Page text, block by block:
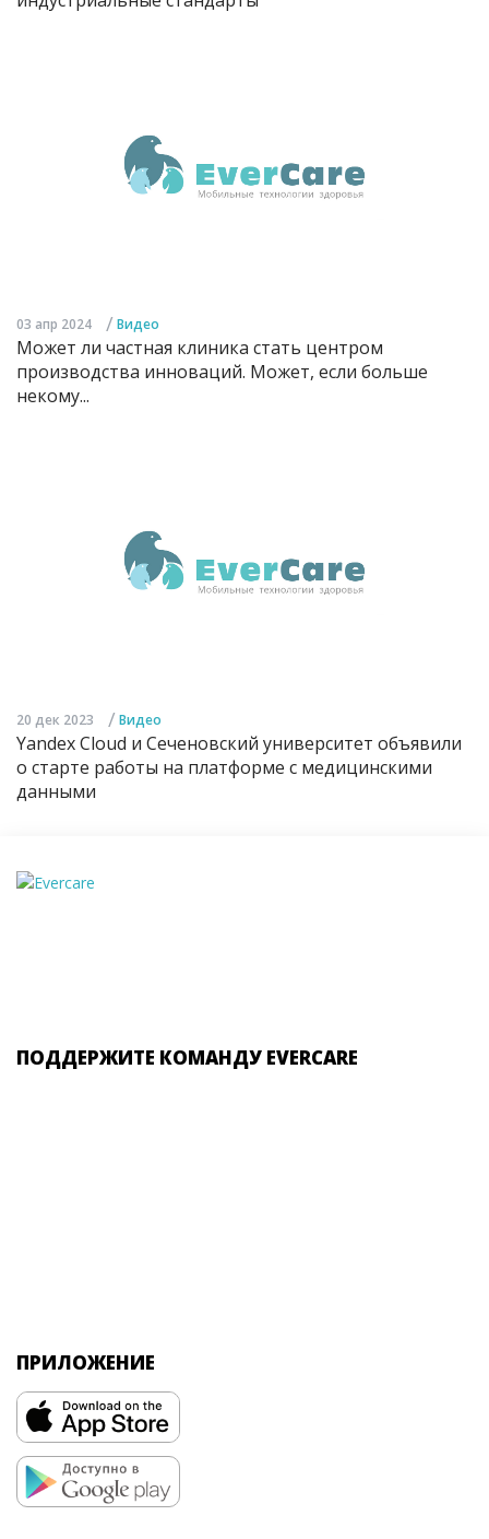
03 апр 2024 / Видео
Может ли частная клиника стать центром
производства инноваций. Может, если больше
некому...
20 дек 2023 / Видео
Yandex Cloud и Сеченовский университет объявили
о старте работы на платформе с медицинскими
данными
ПОДДЕРЖИТЕ КОМАНДУ EVERCARE
ПРИЛОЖЕНИЕ